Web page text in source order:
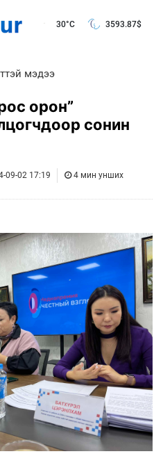
30°C 3593.87$
мэдээ
орон”
сонин
09-02 17:19 4 мин унших